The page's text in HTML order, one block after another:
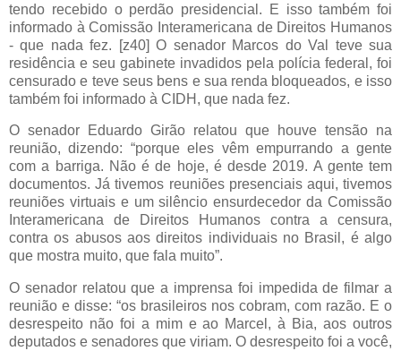
tendo recebido o perdão presidencial. E isso também foi
informado à Comissão Interamericana de Direitos Humanos
- que nada fez. [z40] O senador Marcos do Val teve sua
residência e seu gabinete invadidos pela polícia federal, foi
censurado e teve seus bens e sua renda bloqueados, e isso
também foi informado à CIDH, que nada fez.
O senador Eduardo Girão relatou que houve tensão na
reunião, dizendo: “porque eles vêm empurrando a gente
com a barriga. Não é de hoje, é desde 2019. A gente tem
documentos. Já tivemos reuniões presenciais aqui, tivemos
reuniões virtuais e um silêncio ensurdecedor da Comissão
Interamericana de Direitos Humanos contra a censura,
contra os abusos aos direitos individuais no Brasil, é algo
que mostra muito, que fala muito”.
O senador relatou que a imprensa foi impedida de filmar a
reunião e disse: “os brasileiros nos cobram, com razão. E o
desrespeito não foi a mim e ao Marcel, à Bia, aos outros
deputados e senadores que viriam. O desrespeito foi a você,